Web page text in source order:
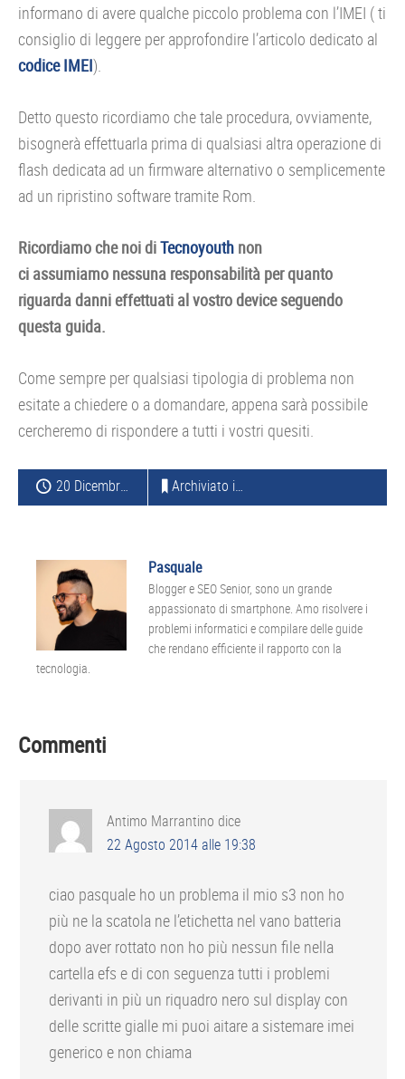
informano di avere qualche piccolo problema con l’IMEI ( ti
consiglio di leggere per approfondire l’articolo dedicato al
codice IMEI).
Detto questo ricordiamo che tale procedura, ovviamente,
bisognerà effettuarla prima di qualsiasi altra operazione di
flash dedicata ad un firmware alternativo o semplicemente
ad un ripristino software tramite Rom.
Ricordiamo che noi diTecnoyouth non
ci assumiamo nessuna responsabilità per quanto
riguarda danni effettuati al vostro device seguendo
questa guida.
Come sempre per qualsiasi tipologia di problema non
esitate a chiedere o a domandare, appena sarà possibile
cercheremo di rispondere a tutti i vostri quesiti.
20 Dicembre 2013 Archiviato in:
Pasquale
Blogger e SEO Senior, sono un grande
appassionato di smartphone. Amo risolvere i
problemi informatici e compilare delle guide
che rendano efficiente il rapporto con la
tecnologia.
Interazioni
lettore
Commenti
Antimo Marrantino dice
22 Agosto 2014 alle 19:38
ciao pasquale ho un problema il mio s3 non ho
più ne la scatola ne l’etichetta nel vano batteria
dopo aver rottato non ho più nessun file nella
cartella efs e di con seguenza tutti i problemi
derivanti in più un riquadro nero sul display con
delle scritte gialle mi puoi aitare a sistemare imei
generico e non chiama